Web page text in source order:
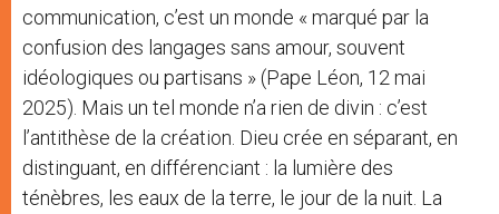
communication, c’est un monde « marqué par la
confusion des langages sans amour, souvent
idéologiques ou partisans » (Pape Léon, 12 mai
2025). Mais un tel monde n’a rien de divin : c’est
l’antithèse de la création. Dieu crée en séparant, en
distinguant, en différenciant : la lumière des
ténèbres, les eaux de la terre, le jour de la nuit. La